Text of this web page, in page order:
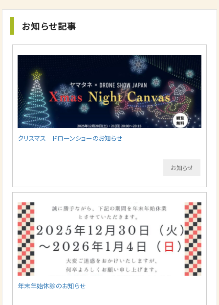
お知らせ記事
クリスマス ドローンショーのお知らせ
お知らせ
年末年始休診のお知らせ